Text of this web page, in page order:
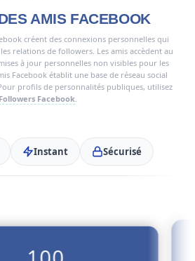
AMIS FACEBOOK
créent des connexions personnelles qui
relations de followers. Les amis accèdent au
à jour personnelles non visibles pour les
Facebook établit une base de réseau social
profils de personnalités publiques, utilisez
Followers Facebook.
Instant Sécurisé